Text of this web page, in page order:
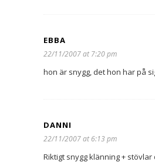
EBBA
22/11/2007 at 7:20 pm
hon är snygg, det hon har på
DANNI
22/11/2007 at 6:13 pm
Riktigt snygg klänning +